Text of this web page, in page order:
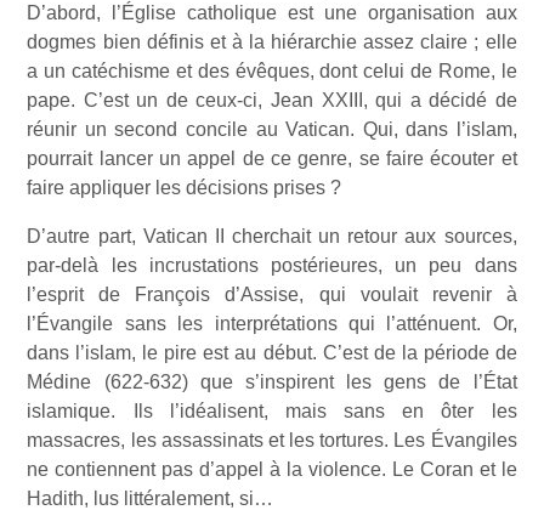
D’abord, l’Église catholique est une organisation aux
dogmes bien définis et à la hiérarchie assez claire ; elle
a un catéchisme et des évêques, dont celui de Rome, le
pape. C’est un de ceux-ci, Jean XXIII, qui a décidé de
réunir un second concile au Vatican. Qui, dans l’islam,
pourrait lancer un appel de ce genre, se faire écouter et
faire appliquer les décisions prises ?
D’autre part, Vatican II cherchait un retour aux sources,
par-delà les incrustations postérieures, un peu dans
l’esprit de François d’Assise, qui voulait revenir à
l’Évangile sans les interprétations qui l’atténuent. Or,
dans l’islam, le pire est au début. C’est de la période de
Médine (622-632) que s’inspirent les gens de l’État
islamique. Ils l’idéalisent, mais sans en ôter les
massacres, les assassinats et les tortures. Les Évangiles
ne contiennent pas d’appel à la violence. Le Coran et le
Hadith, lus littéralement, si…